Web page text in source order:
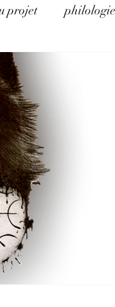
projet philologie
Logos
et éducation